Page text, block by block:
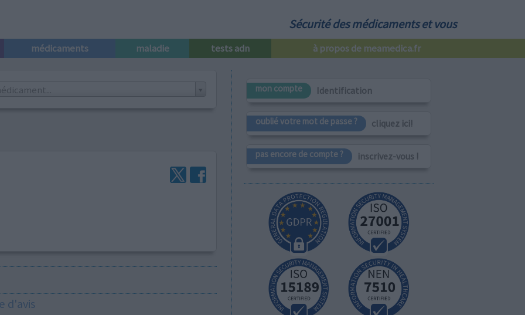
Sécurité des médicaments et vous
médicaments maladie tests adn à propos de meamedica.fr
d'avis
mon compte Identification
oublié votre mot de passe ? cliquez ici!
pas encore de compte ? inscrivez-vous !